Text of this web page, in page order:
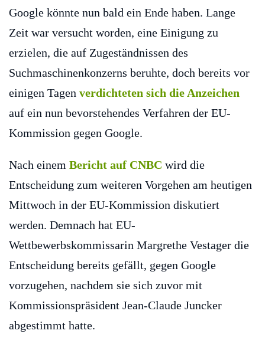
Google könnte nun bald ein Ende haben. Lange
Zeit war versucht worden, eine Einigung zu
erzielen, die auf Zugeständnissen des
Suchmaschinenkonzerns beruhte, doch bereits vor
einigen Tagen verdichteten sich die Anzeichen
auf ein nun bevorstehendes Verfahren der EU-
Kommission gegen Google.
Nach einem Bericht auf CNBC wird die
Entscheidung zum weiteren Vorgehen am heutigen
Mittwoch in der EU-Kommission diskutiert
werden. Demnach hat EU-
Wettbewerbskommissarin Margrethe Vestager die
Entscheidung bereits gefällt, gegen Google
vorzugehen, nachdem sie sich zuvor mit
Kommissionspräsident Jean-Claude Juncker
abgestimmt hatte.